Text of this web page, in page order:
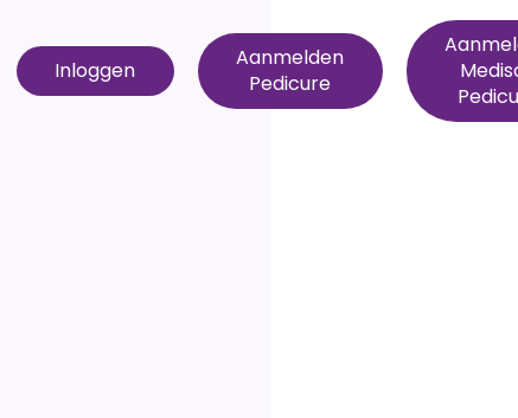
Inloggen
Inloggen
Aanmelden
Pedicure